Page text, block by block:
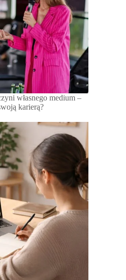
własnego medium –
karierą?